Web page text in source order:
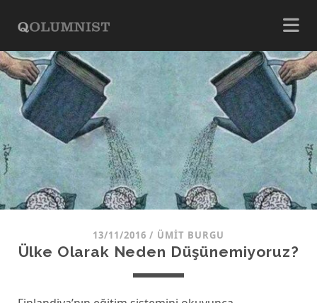
13/11/2016 / ÜMIT BURGU
Ülke Olarak Neden Düşünemiyoruz?